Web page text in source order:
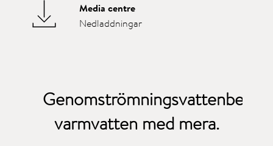
Media centre
Nedladdningar
varmvatten med mera.